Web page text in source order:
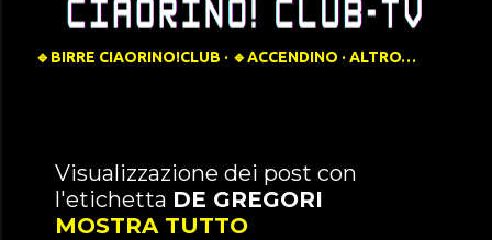
🔹️BIRRE CIAORINO!CLUB 🔹️ACCENDINO ALTRO…
Visualizzazione dei post con
l'etichetta DE GREGORI
MOSTRA TUTTO